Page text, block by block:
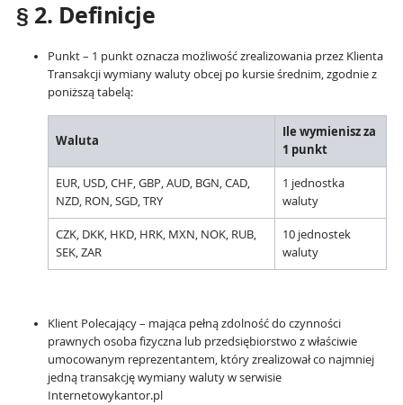
§ 2. Definicje
Punkt – 1 punkt oznacza możliwość zrealizowania przez Klienta
Transakcji wymiany waluty obcej po kursie średnim, zgodnie z
poniższą tabelą:
Waluta
Ile wymienisz za
1 punkt
EUR, USD, CHF, GBP, AUD, BGN, CAD,
NZD, RON, SGD, TRY
1 jednostka
waluty
CZK, DKK, HKD, HRK, MXN, NOK, RUB,
SEK, ZAR
10 jednostek
waluty
Klient Polecający – mająca pełną zdolność do czynności
prawnych osoba fizyczna lub przedsiębiorstwo z właściwie
umocowanym reprezentantem, który zrealizował co najmniej
jedną transakcję wymiany waluty w serwisie
Internetowykantor.pl